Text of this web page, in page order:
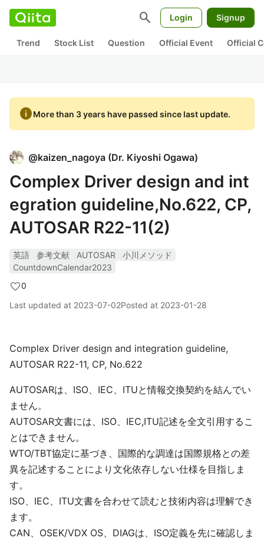
search Login Signup
Trend Stock List Question Official Event Official
infoMore than 3 years have passed since last update.
@kaizen_nagoya (Dr. Kiyoshi Ogawa)
Complex Driver design and int
egration guideline,No.622, CP,
AUTOSAR R22-11(2)
英語 参考文献 AUTOSAR
小川メソッド
CountdownCalendar2023
0
Last updated at 2023-07-02Posted at 2023-01-28
Complex Driver design and integration guideline,
AUTOSAR R22-11, CP, No.622
AUTOSARは、ISO、IEC、ITUと情報交換契約を結んでい
ません。
AUTOSAR文書には、ISO、IEC,ITU記述を全文引用するこ
とはできません。
WTO/TBT協定に基づき、国際的な調達は国際規格との差
異を記述することにより文化依存しない仕様を目指しま
す。
ISO、IEC、ITU文書を合わせて読むと技術内容は理解でき
ます。
CAN、OSEK/VDX OS、DIAGは、ISO定義を先に確認しま